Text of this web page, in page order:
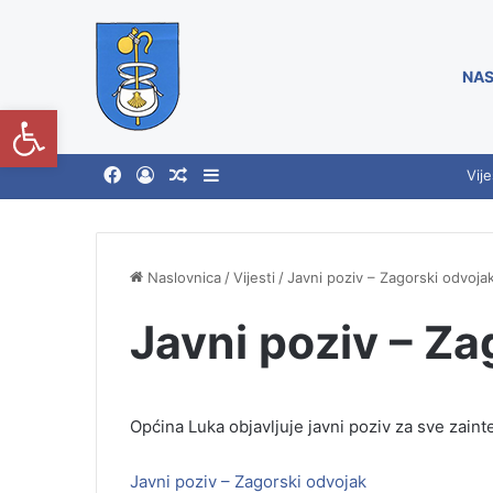
Naslovnica /Vijesti /Javni poziv – Zagorski
Javni poziv –
Općina Luka objavljuje javni poziv za sve
Javni poziv – Zagorski odvojak
Open toolbar